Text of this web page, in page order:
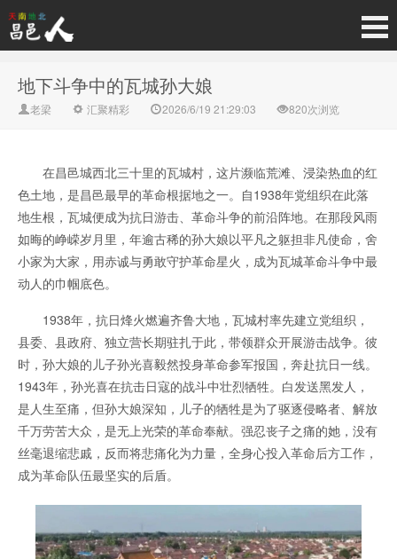
地下斗争中的瓦城孙大娘
老梁 汇聚精彩 2026/6/19 21:29:03 820次浏览
在昌邑城西北三十里的瓦城村 ，这片濒临荒滩、浸染热血的红
色土地，是昌邑最早的革命根据地之一。自1938年党组织在此落
地生根，瓦城便成为抗日游击、革命斗争的前沿阵地。在那段风雨
如晦的峥嵘岁月里，年逾古稀的孙大娘以平凡之躯担非凡使命，舍
小家为大家，用赤诚与勇敢守护革命星火，成为瓦城革命斗争中最
动人的巾帼底色。
1938年，抗日烽火燃遍齐鲁大地，瓦城村率先建立党组织，
县委、县政府、独立营长期驻扎于此，带领群众开展游击战争。彼
时，孙大娘的儿子孙光喜毅然投身革命参军报国，奔赴抗日一线。
1943年，孙光喜在抗击日寇的战斗中壮烈牺牲。白发送黑发人，
是人生至痛，但孙大娘深知，儿子的牺牲是为了驱逐侵略者、解放
千万劳苦大众，是无上光荣的革命奉献。强忍丧子之痛的她，没有
丝毫退缩悲戚，反而将悲痛化为力量，全身心投入革命后方工作，
成为革命队伍最坚实的后盾。